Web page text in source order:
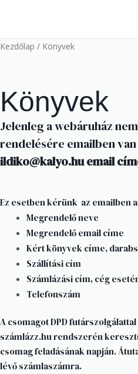
Kezdőlap / Könyvek
Könyvek
Jelenleg a webáruház
rendelésére emailben
ildiko@kalyo.huemail
Ez esetben kérünk az emailben
Megrendelő neve
Megrendelő email címe
Kért könyvek címe,
Szállítási cím
Számlázási cím, cég
Telefonszám
A csomagot DPD
számlázz.hu rendszerén
csomag feladásának napján.
lévő számlaszámra.